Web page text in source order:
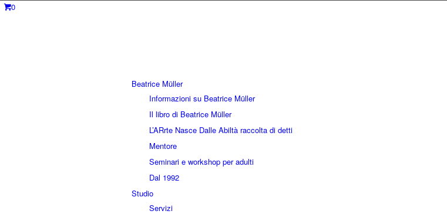
0
Beatrice Müller
Informazioni su Beatrice Müller
Il libro di Beatrice Müller
L’ARrte Nasce Dalle Abiltà raccolta di detti
Mentore
Seminari e workshop per adulti
Dal 1992
Studio
Servizi